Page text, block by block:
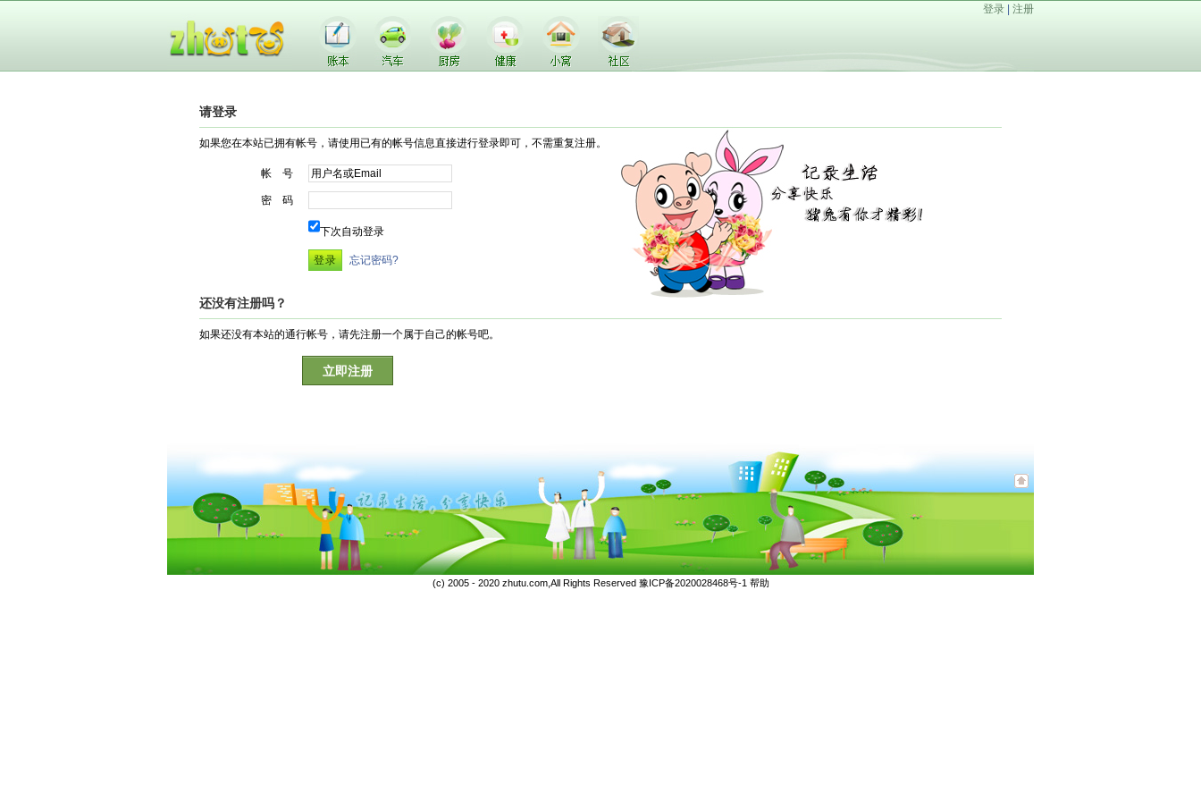
登录 注册
请登录
如果您在本站已拥有帐号，请使用已有的帐号信息直接进行登录即可，不需重复注册。
帐 号
密 码
下次自动登录
忘记密码?
还没有注册吗？
如果还没有本站的通行帐号，请先注册一个属于自己的帐号吧。
立即注册
(c) 2005 - 2020 zhutu.com,All Rights Reserved 豫ICP备2020028468号-1 帮助